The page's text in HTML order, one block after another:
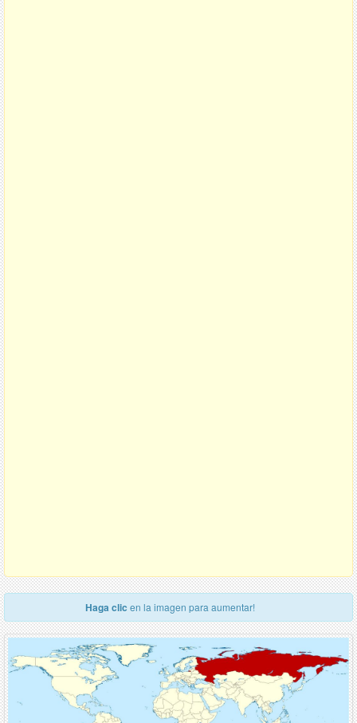
Haga clic en la imagen para aumentar!